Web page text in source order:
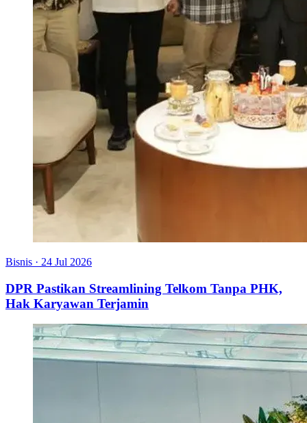
Bisnis · 24 Jul 2026
DPR Pastikan Streamlining Telkom Tanpa PHK,
Hak Karyawan Terjamin